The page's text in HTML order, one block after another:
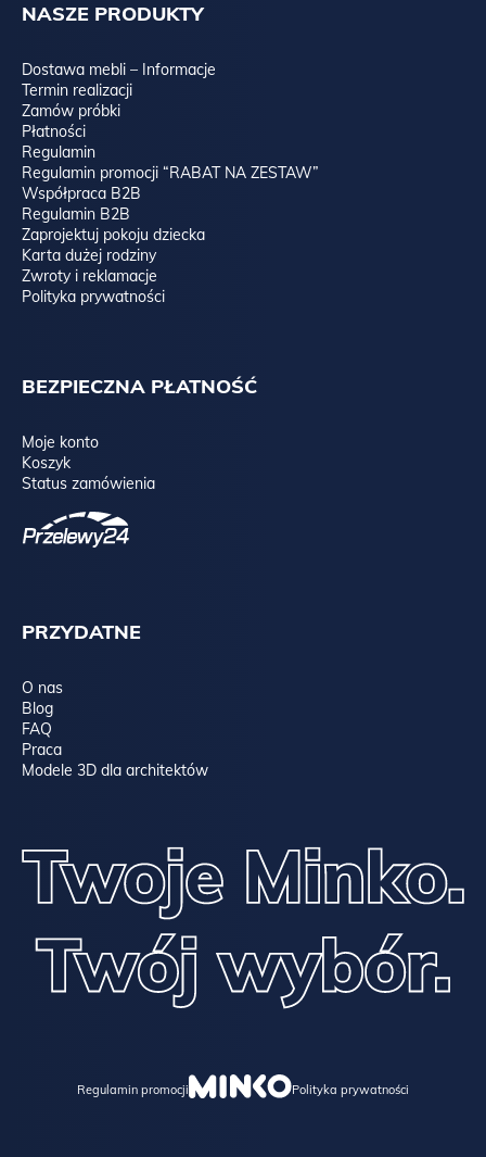
NASZE PRODUKTY
Dostawa mebli – Informacje
Termin realizacji
Zamów próbki
Płatności
Regulamin
Regulamin promocji “RABAT NA ZESTAW”
Współpraca B2B
Regulamin B2B
Zaprojektuj pokoju dziecka
Karta dużej rodziny
Zwroty i reklamacje
Polityka prywatności
BEZPIECZNA PŁATNOŚĆ
Moje konto
Koszyk
Status zamówienia
PRZYDATNE
O nas
Blog
FAQ
Praca
Modele 3D dla architektów
Regulamin promocji Polityka prywatności